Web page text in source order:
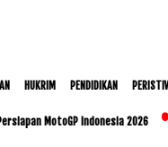
HUKRIM PENDIDIKAN
MotoGP Indonesia 2026